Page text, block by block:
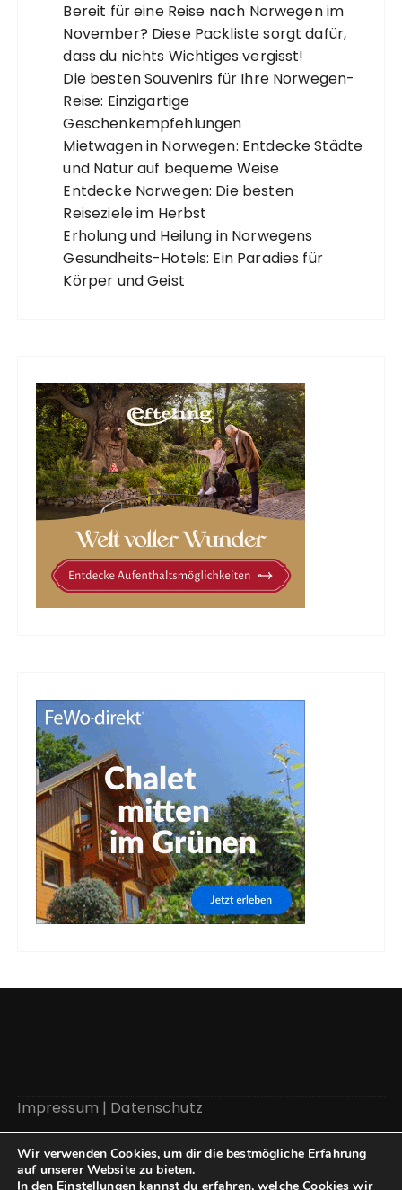
Bereit für eine Reise nach Norwegen im
November? Diese Packliste sorgt dafür,
dass du nichts Wichtiges vergisst!
Die besten Souvenirs für Ihre Norwegen-
Reise: Einzigartige
Geschenkempfehlungen
Mietwagen in Norwegen: Entdecke Städte
und Natur auf bequeme Weise
Entdecke Norwegen: Die besten
Reiseziele im Herbst
Erholung und Heilung in Norwegens
Gesundheits-Hotels: Ein Paradies für
Körper und Geist
Impressum | Datenschutz
Wir verwenden Cookies, um dir die bestmögliche Erfahrung
auf unserer Website zu bieten.
In den Einstellungen kannst du erfahren, welche Cookies wir